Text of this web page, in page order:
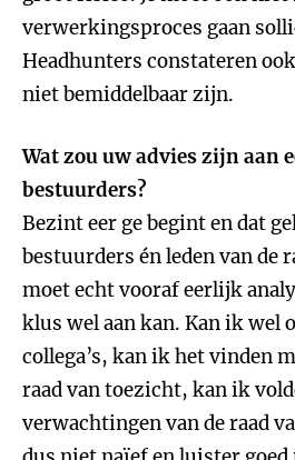
verwerkingsproces gaan
Headhunters constateren
niet bemiddelbaar zijn.
Wat zou uw advies zijn aan
bestuurders?
Bezint eer ge begint en dat
bestuurders én leden van de
moet echt vooraf eerlijk
klus wel aan kan. Kan ik wel
collega’s, kan ik het vinden
raad van toezicht, kan ik
verwachtingen van de raad